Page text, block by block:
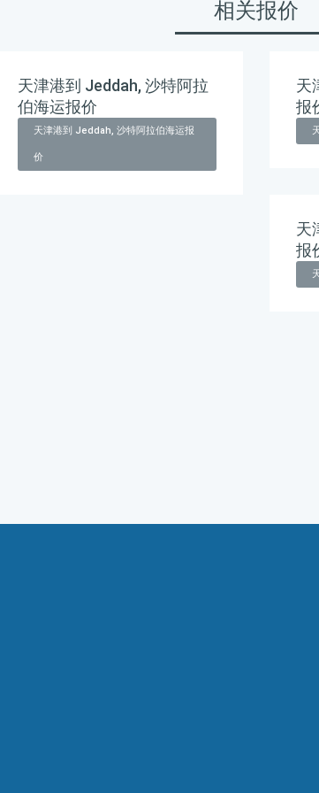
相关报价
天津港到 Jeddah, 沙特阿拉
伯海运报价
天津港到 Jeddah, 沙特阿拉伯海运报
价
天
报
天
报